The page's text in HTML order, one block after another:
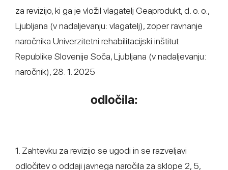
za revizijo, ki ga je vložil vlagatelj Geaprodukt, d. o. o.,
Ljubljana (v nadaljevanju: vlagatelj), zoper ravnanje
naročnika Univerzitetni rehabilitacijski inštitut
Republike Slovenije Soča, Ljubljana (v nadaljevanju:
naročnik), 28. 1. 2025
odločila:
1. Zahtevku za revizijo se ugodi in se razveljavi
odločitev o oddaji javnega naročila za sklope 2, 5,